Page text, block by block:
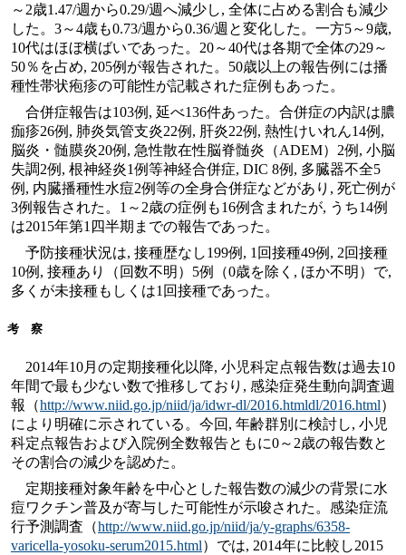
～2歳1.47/週から0.29/週へ減少し, 全体に占める割合も減少
した。3～4歳も0.73/週から0.36/週と変化した。一方5～9歳,
10代はほぼ横ばいであった。20～40代は各期で全体の29～
50％を占め, 205例が報告された。50歳以上の報告例には播
種性帯状疱疹の可能性が記載された症例もあった。
合併症報告は103例, 延べ136件あった。合併症の内訳は膿
痂疹26例, 肺炎気管支炎22例, 肝炎22例, 熱性けいれん14例,
脳炎・髄膜炎20例, 急性散在性脳脊髄炎（ADEM）2例, 小脳
失調2例, 根神経炎1例等神経合併症, DIC 8例, 多臓器不全5
例, 内臓播種性水痘2例等の全身合併症などがあり, 死亡例が
3例報告された。1～2歳の症例も16例含まれたが, うち14例
は2015年第1四半期までの報告であった。
予防接種状況は, 接種歴なし199例, 1回接種49例, 2回接種
10例, 接種あり（回数不明）5例（0歳を除く, ほか不明）で,
多くが未接種もしくは1回接種であった。
考 察
2014年10月の定期接種化以降, 小児科定点報告数は過去10
年間で最も少ない数で推移しており, 感染症発生動向調査週
報（http://www.niid.go.jp/niid/ja/idwr-dl/2016.htmldl/2016.html）
により明確に示されている。今回, 年齢群別に検討し, 小児
科定点報告および入院例全数報告ともに0～2歳の報告数と
その割合の減少を認めた。
定期接種対象年齢を中心とした報告数の減少の背景に水
痘ワクチン普及が寄与した可能性が示唆された。感染症流
行予測調査（http://www.niid.go.jp/niid/ja/y-graphs/6358-
varicella-yosoku-serum2015.html）では, 2014年に比較し2015